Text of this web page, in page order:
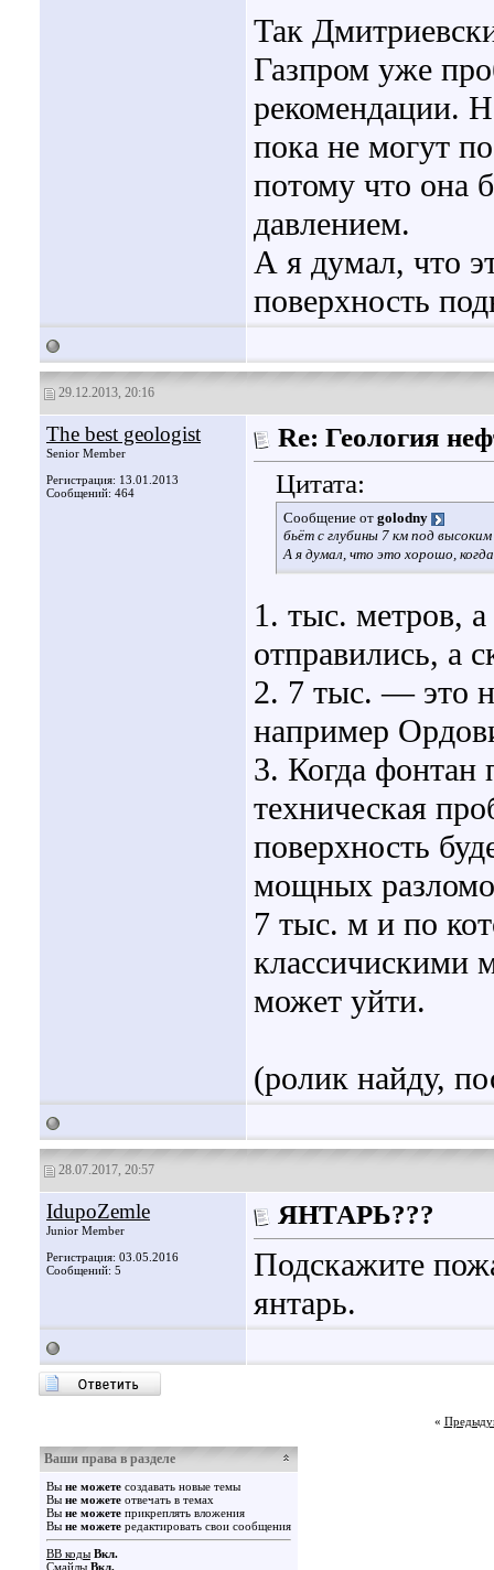
Так
Газпром уже
рекомендации.
пока не могут
потому что она
давлением.
А я думал, что
поверхность
29.12.2013, 20:16
The best geologist
Senior Member
Регистрация: 13.01.2013
Сообщений: 464
Re: Геология
Цитата:
Сообщение от golodny
бьёт с глубины 7 км под высоким
А я думал, что это хорошо,
1. тыс. метров,
отправились, а
2. 7 тыс. — это
например
3. Когда фонтан
техническая
поверхность
мощных
7 тыс. м и по
классичискими
может уйти.
(ролик найду,
28.07.2017, 20:57
IdupoZemle
Junior Member
Регистрация: 03.05.2016
Сообщений: 5
ЯНТАРЬ???
Подскажите
янтарь.
«
Ваши права в разделе
Вы не можете создавать новые темы
Вы не можете отвечать в темах
Вы не можете прикреплять вложения
Вы не можете редактировать свои сообщения
BB коды Вкл.
Смайлы Вкл.